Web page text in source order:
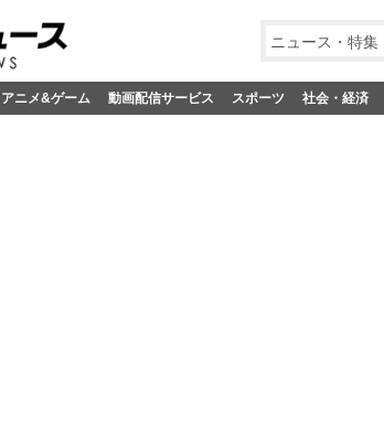
ニュース・特集
アニメ&ゲーム 動画配信サービス スポーツ 社会・経済